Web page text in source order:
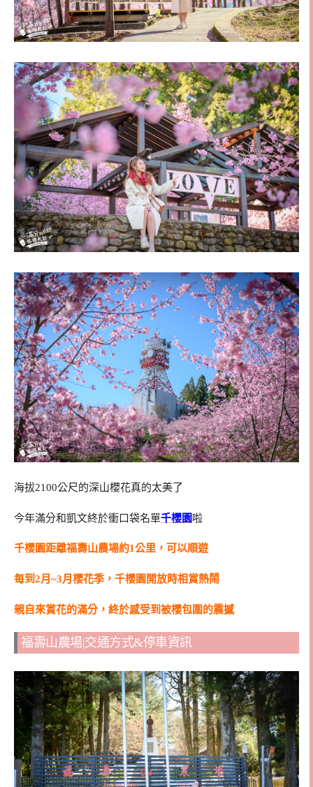
海拔2100公尺的深山櫻花真的太美了
今年滿分和凱文終於衝口袋名單千櫻園 啦
千櫻園距離福壽山農場約1公里，可以順遊
每到2月~3月櫻花季，千櫻園開放時相賞熱鬧
親自來賞花的滿分，終於感受到被櫻包圍的震撼
福壽山農場|交通方式&停車資訊